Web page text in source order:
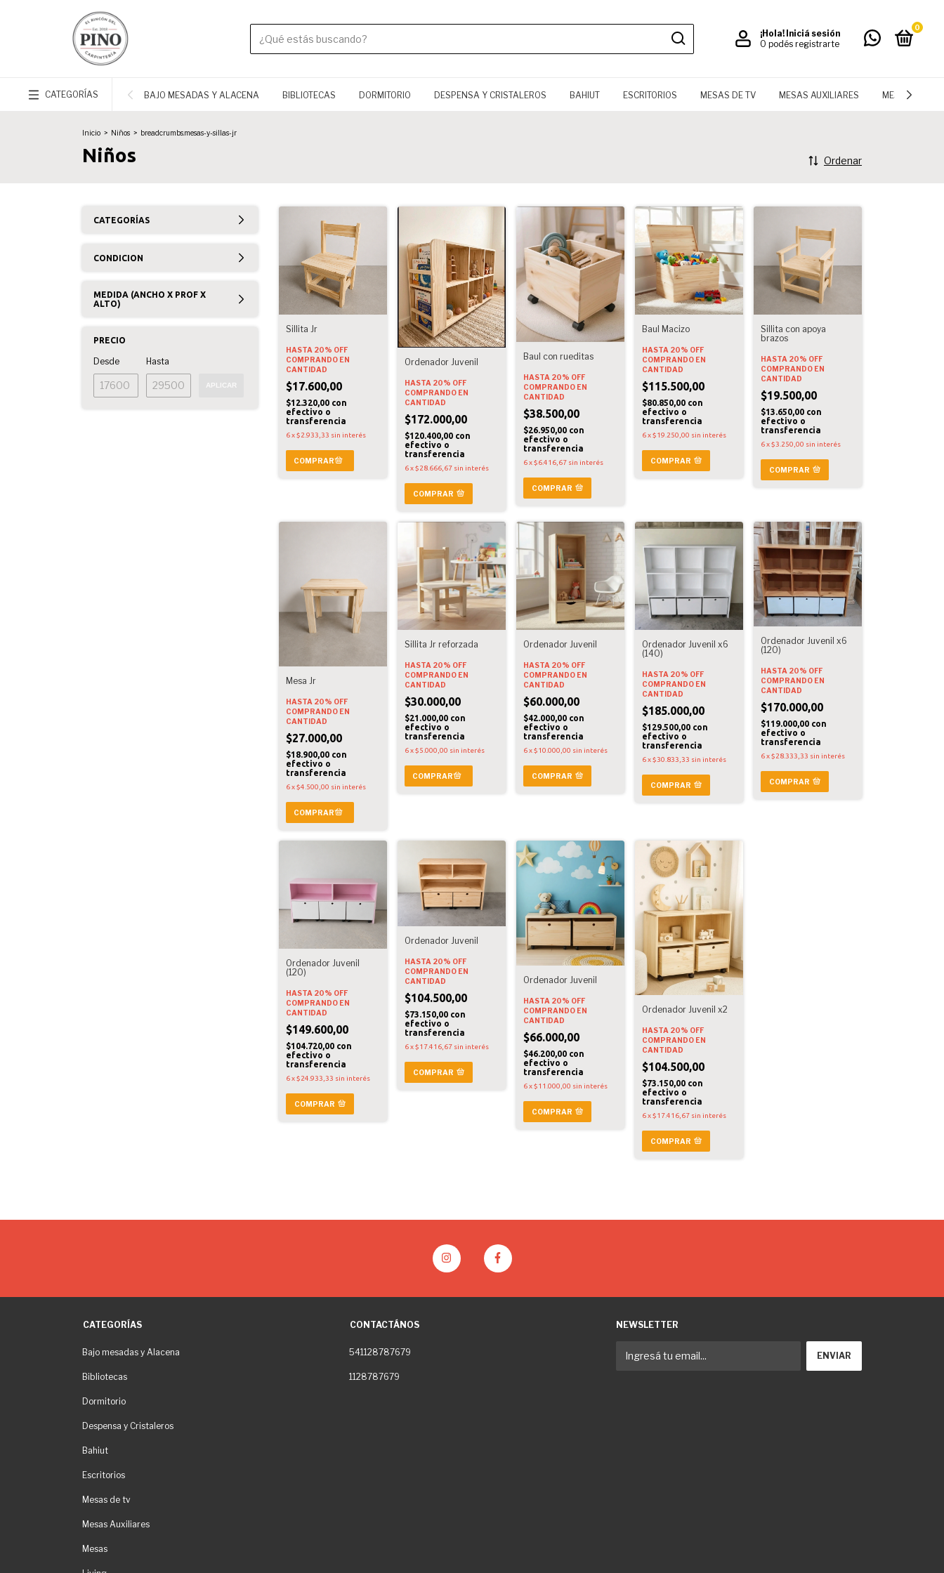
¡Hola! Iniciá sesión
O podés registrarte
0
CATEGORÍAS BAJO MESADAS Y ALACENA BIBLIOTECAS DORMITORIO DESPENSA Y CRISTALEROS BAHIUT ESCRITORIOS MESAS DE TV MESAS AUXILIARES MESAS
Inicio > Niños > breadcrumbs.mesas-y-sillas-jr
Niños Ordenar
CATEGORÍAS
CONDICION
MEDIDA (ANCHO X PROF X
ALTO)
PRECIO
Desde Hasta
APLICAR
Sillita Jr
HASTA 20% OFF
COMPRANDO EN
CANTIDAD
$17.600,00
$12.320,00 con
efectivo o
transferencia
6x$2.933,33 sin interés
Ordenador Juvenil
HASTA 20% OFF
COMPRANDO EN
CANTIDAD
$172.000,00
$120.400,00 con
efectivo o
transferencia
6x$28.666,67 sin interés
COMPRAR
Baul con rueditas
HASTA 20% OFF
COMPRANDO EN
CANTIDAD
$38.500,00
$26.950,00 con
efectivo o
transferencia
6x$6.416,67 sin interés
COMPRAR
Baul Macizo
HASTA 20% OFF
COMPRANDO EN
CANTIDAD
$115.500,00
$80.850,00 con
efectivo o
transferencia
6x$19.250,00 sin interés
COMPRAR
Sillita con apoya
brazos
HASTA 20% OFF
COMPRANDO EN
CANTIDAD
$19.500,00
$13.650,00 con
efectivo o
transferencia
6x$3.250,00 sin interés
COMPRAR
Mesa Jr
HASTA 20% OFF
COMPRANDO EN
CANTIDAD
$27.000,00
$18.900,00 con
efectivo o
transferencia
6x$4.500,00 sin interés
Sillita Jr reforzada
HASTA 20% OFF
COMPRANDO EN
CANTIDAD
$30.000,00
$21.000,00 con
efectivo o
transferencia
6x$5.000,00 sin interés
Ordenador Juvenil
HASTA 20% OFF
COMPRANDO EN
CANTIDAD
$60.000,00
$42.000,00 con
efectivo o
transferencia
6x$10.000,00 sin interés
COMPRAR
Ordenador Juvenil x6
(140)
HASTA 20% OFF
COMPRANDO EN
CANTIDAD
$185.000,00
$129.500,00 con
efectivo o
transferencia
6x$30.833,33 sin interés
COMPRAR
Ordenador Juvenil x6
(120)
HASTA 20% OFF
COMPRANDO EN
CANTIDAD
$170.000,00
$119.000,00 con
efectivo o
transferencia
6x$28.333,33 sin interés
COMPRAR
Ordenador Juvenil
(120)
HASTA 20% OFF
COMPRANDO EN
CANTIDAD
$149.600,00
$104.720,00 con
efectivo o
transferencia
6x$24.933,33 sin interés
COMPRAR
Ordenador Juvenil
HASTA 20% OFF
COMPRANDO EN
CANTIDAD
$104.500,00
$73.150,00 con
efectivo o
transferencia
6x$17.416,67 sin interés
COMPRAR
Ordenador Juvenil
HASTA 20% OFF
COMPRANDO EN
CANTIDAD
$66.000,00
$46.200,00 con
efectivo o
transferencia
6x$11.000,00 sin interés
COMPRAR
Ordenador Juvenil x2
HASTA 20% OFF
COMPRANDO EN
CANTIDAD
$104.500,00
$73.150,00 con
efectivo o
transferencia
6x$17.416,67 sin interés
COMPRAR
CATEGORÍAS
Bajo mesadas y Alacena
Bibliotecas
Dormitorio
Despensa y Cristaleros
Bahiut
Escritorios
Mesas de tv
Mesas Auxiliares
Mesas
CONTACTÁNOS
541128787679
1128787679
NEWSLETTER